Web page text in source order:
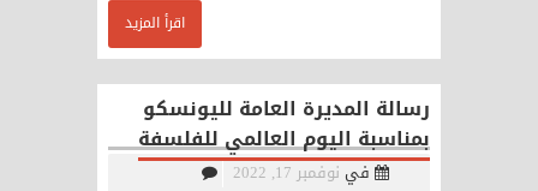
اقرأ المزيد
رسالة المديرة العامة لليونسكو
بمناسبة اليوم العالمي للفلسفة
في نوفمبر 17, 2022